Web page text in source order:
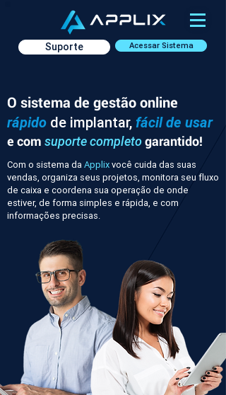
Acessar Sistema
Suporte
O sistema de gestão online
rápido de implantar, fácil de usar
e com suporte completogarantido!
Com o sistema daApplixvocê cuida das suas
vendas, organiza seus projetos, monitora seu fluxo
de caixa e coordena sua operação de onde
estiver, de forma simples e rápida, e com
informações precisas.